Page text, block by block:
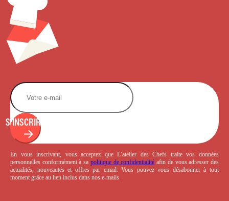
S'INSCRIRE
En vous inscrivant, vous acceptez que L’atelier des Chefs traite vos données
personnelles conformément à sa politique de confidentialité afin de vous adresser des
actualités, nouveautés et offres par email. Vous pouvez vous désabonner à tout
moment grâce au lien inclus dans nos e-mails.